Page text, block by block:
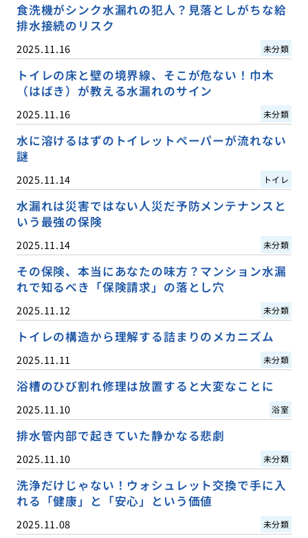
食洗機がシンク水漏れの犯人？見落としがちな給
排水接続のリスク
2025.11.16 未分類
トイレの床と壁の境界線、そこが危ない！巾木
（はばき）が教える水漏れのサイン
2025.11.16 未分類
水に溶けるはずのトイレットペーパーが流れない
謎
2025.11.14 トイレ
水漏れは災害ではない人災だ予防メンテナンスと
いう最強の保険
2025.11.14 未分類
その保険、本当にあなたの味方？マンション水漏
れで知るべき「保険請求」の落とし穴
2025.11.12 未分類
トイレの構造から理解する詰まりのメカニズム
2025.11.11 未分類
浴槽のひび割れ修理は放置すると大変なことに
2025.11.10 浴室
排水管内部で起きていた静かなる悲劇
2025.11.10 未分類
洗浄だけじゃない！ウォシュレット交換で手に入
れる「健康」と「安心」という価値
2025.11.08 未分類